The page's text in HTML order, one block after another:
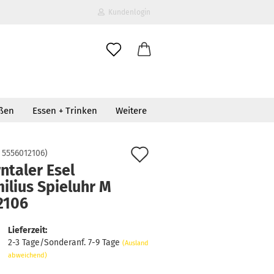
Kundenlogin
vergessen?
Essen + Trinken Weitere
5556012106)
Esel
Spieluhr M
Lieferzeit:
2-3 Tage/Sonderanf. 7-9 Tage (Ausland
abweichend)